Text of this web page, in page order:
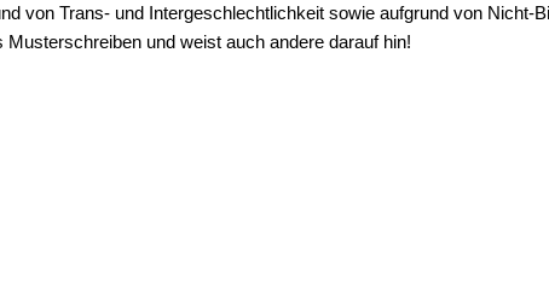
von Trans- und Intergeschlechtlichkeit sowie aufgrund von Nicht-
Musterschreiben und weist auch andere darauf hin!